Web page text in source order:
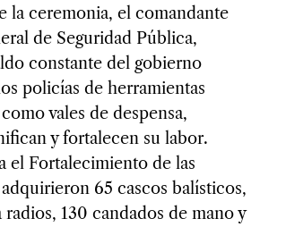
la ceremonia, el comandante
de Seguridad Pública,
constante del gobierno
policías de herramientas
vales de despensa,
y fortalecen su labor.
el Fortalecimiento de las
65 cascos balísticos,
130 candados de mano y